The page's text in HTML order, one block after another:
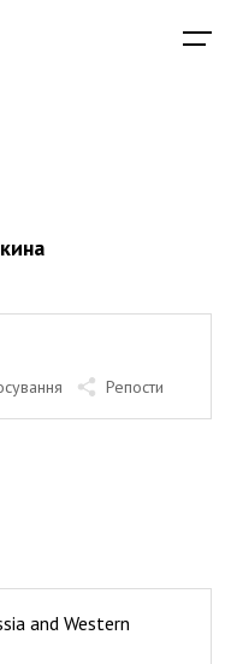
Репости
and Western